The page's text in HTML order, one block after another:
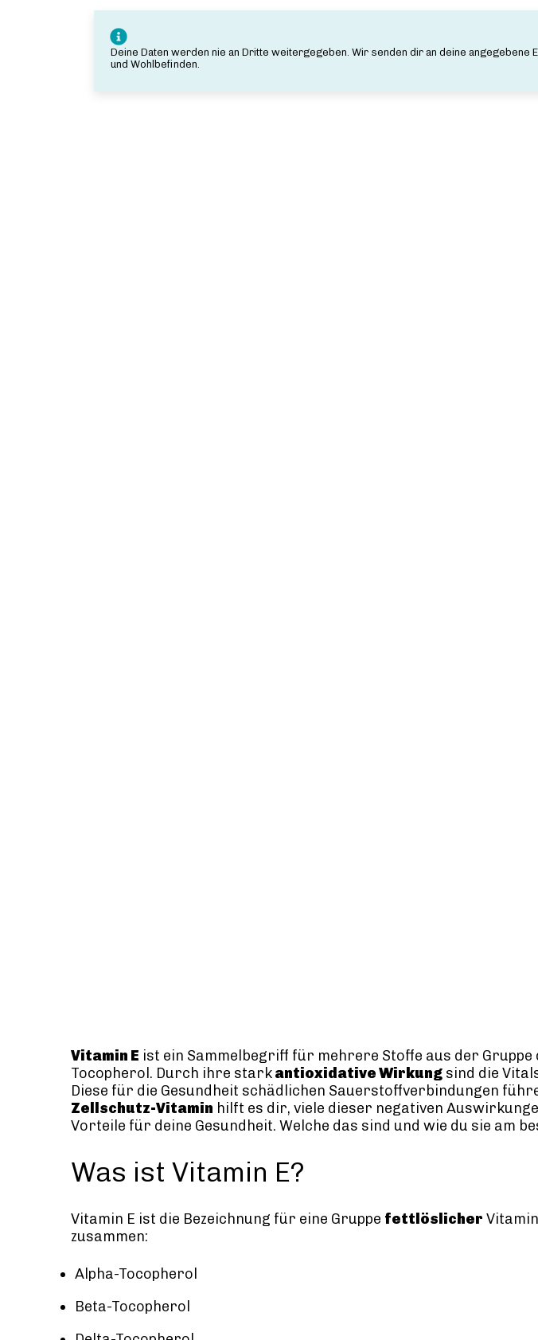
Deine Daten werden nie an Dritte weitergegeben. Wir senden dir an deine
und Wohlbefinden.
Vitamin E ist ein Sammelbegriff für mehrere Stoffe aus der Gruppe
Tocopherol. Durch ihre starkantioxidative Wirkung sind die
Diese für die Gesundheit schädlichen Sauerstoffverbindungen
Zellschutz-Vitamin hilft es dir, viele dieser negativen
Vorteile für deine Gesundheit. Welche das sind und wie du sie am
Was ist Vitamin E?
Vitamin E ist die Bezeichnung für eine Gruppe fettlöslicher
zusammen:
Alpha-Tocopherol
Beta-Tocopherol